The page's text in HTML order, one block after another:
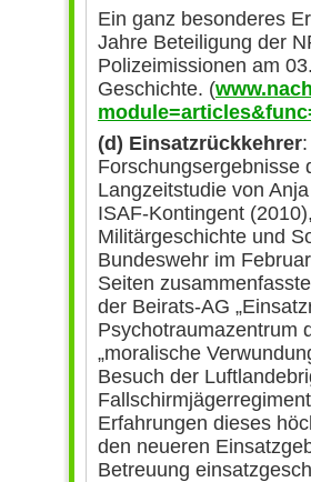
Ein ganz besonderes
Jahre Beteiligung der
Polizeimissionen am
Geschichte. (
(d) Einsatzrückkehrer
Forschungsergebnisse
Langzeitstudie von
ISAF-Kontingent
Militärgeschichte und
Bundeswehr im
Seiten
der Beirats-AG
Psychotraumazentrum
„moralische
Besuch der
Erfahrungen dieses
den neueren
Betreuung